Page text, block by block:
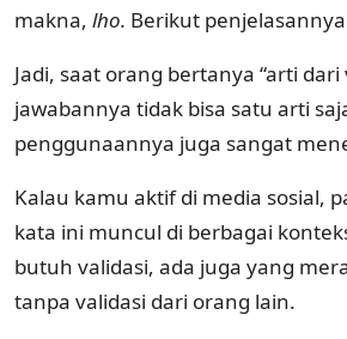
makna, lho. Berikut
Jadi, saat orang bertanya “arti dari
jawabannya tidak bisa satu arti
penggunaannya juga sangat
Kalau kamu aktif di media sosial,
kata ini muncul di berbagai
butuh validasi, ada juga yang
tanpa validasi dari orang lain.